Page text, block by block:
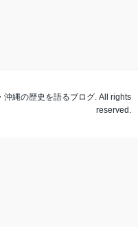
縄の歴史を語るブログ. All rights
reserved.